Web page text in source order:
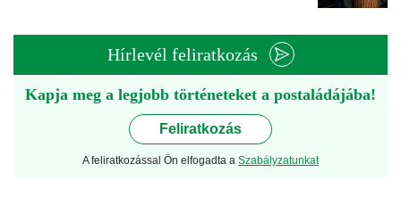
Hírlevél feliratkozás
Kapja meg a legjobb történeteket a postaládájába!
Feliratkozás
A feliratkozással Ön elfogadta a Szabályzatunkat